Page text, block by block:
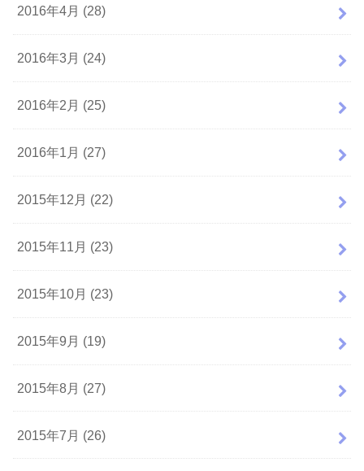
2016年4月 (28)
2016年3月 (24)
2016年2月 (25)
2016年1月 (27)
2015年12月 (22)
2015年11月 (23)
2015年10月 (23)
2015年9月 (19)
2015年8月 (27)
2015年7月 (26)